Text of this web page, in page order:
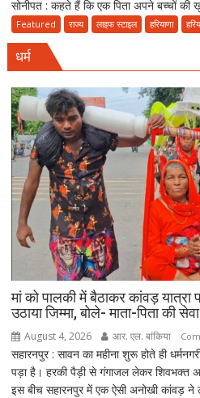
सोनीपत : कहते हैं कि एक पिता अपने बच्चों की
Featured राज्य लाइफ स्टाइल हरियाणा
धर्म
मां को पालकी में बैठाकर कांवड़
उठाया जिम्मा, बोले- माता-पिता की
August 4, 2026 आर. एल. बांकिया
सहारनपुर : सावन का महीना शुरू होते ही
पड़ा है। हरकी पैड़ी से गंगाजल लेकर शिवभक्त
इस बीच सहारनपुर में एक ऐसी अनोखी कांवड़ ने